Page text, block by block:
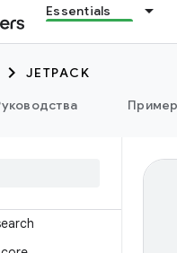
Essentials
JETPACK